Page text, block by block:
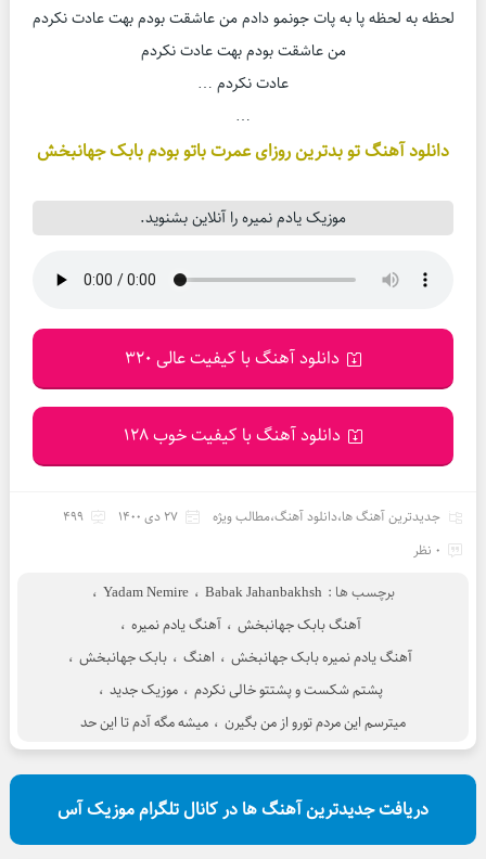
لحظه به لحظه پا به پات جونمو دادم من عاشقت بودم بهت عادت نکردم
من عاشقت بودم بهت عادت نکردم
عادت نکردم …
…
دانلود آهنگ تو بدترین روزای عمرت باتو بودم بابک جهانبخش
موزیک یادم نمیره را آنلاین بشنوید.
دانلود آهنگ با کیفیت عالی 320
دانلود آهنگ با کیفیت خوب 128
جدیدترین آهنگ ها،دانلود آهنگ،مطالب ویژه 27 دی 1400
499
0 نظر
برچسب ها : Babak Jahanbakhsh ، Yadam Nemire ،
آهنگ بابک جهانبخش ، آهنگ یادم نمیره ،
آهنگ یادم نمیره بابک جهانبخش ، اهنگ ، بابک جهانبخش ،
پشتم شکست و پشتتو خالی نکردم ، موزیک جدید ،
میترسم این مردم تورو از من بگیرن ، میشه مگه آدم تا این حد
دریافت جدیدترین آهنگ ها در کانال تلگرام موزیک آس